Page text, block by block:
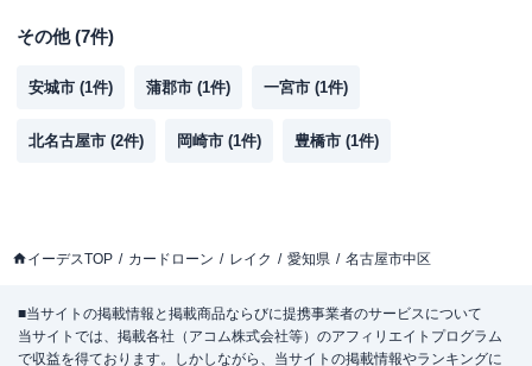
その他(7件)
安城市 (1件) 蒲郡市 (1件) 一宮市 (1件)
北名古屋市 (2件) 岡崎市 (1件) 豊橋市 (1件)
イーデスTOP カードローン レイク 愛知県 名古屋市中区
■当サイトの掲載情報と掲載商品ならびに提携事業者のサービスについて
当サイトでは、掲載各社（アコム株式会社等）のアフィリエイトプログラム
で収益を得ております。しかしながら、当サイトの掲載情報やランキングに